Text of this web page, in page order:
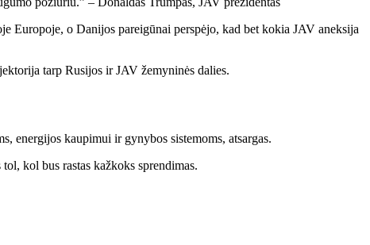
Europoje, o Danijos pareigūnai perspėjo, kad bet kokia JAV aneksija
tarp Rusijos ir JAV žemyninės dalies.
energijos kaupimui ir gynybos sistemoms, atsargas.
kol bus rastas kažkoks sprendimas.